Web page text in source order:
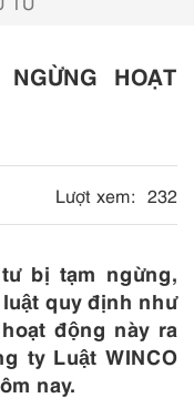
HOẠT
Lượt xem: 232
bị tạm ngừng,
quy định như
động này ra
ty Luật WINCO
nay.